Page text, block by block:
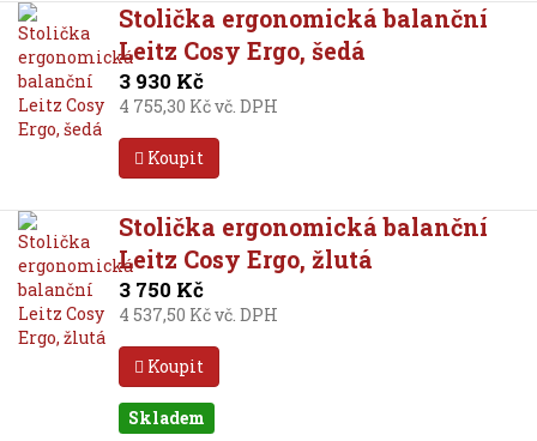
Stolička ergonomická balanční
Leitz Cosy Ergo, šedá
3 930 Kč
4 755,30 Kč vč. DPH
Koupit
Stolička ergonomická balanční
Leitz Cosy Ergo, žlutá
3 750 Kč
4 537,50 Kč vč. DPH
Koupit
Skladem